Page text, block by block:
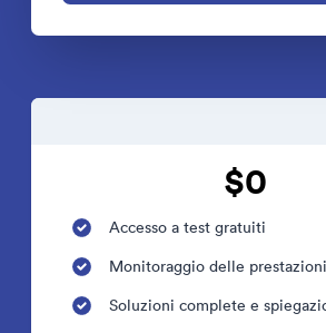
$0
Accesso a test gratuiti
Monitoraggio delle
Soluzioni complete e